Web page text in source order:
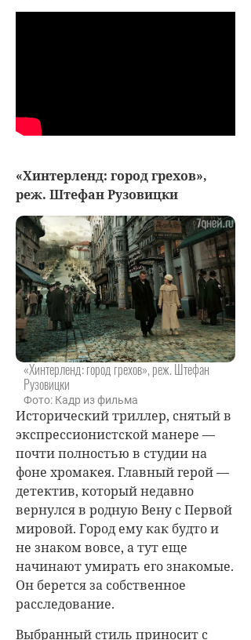
«Хинтерленд: город грехов»,
реж. Штефан Рузовицки
«Хинтерленд: город грехов», реж. Штефан
Рузовицки
Фото: Кадр из фильма
Исторический триллер, снятый в
экспрессионистской манере —
почти полностью в студии на
фоне хромакея. Главный герой —
детектив, который недавно
вернулся в родную Вену с Первой
мировой. Город ему как будто и
не знаком вовсе, а тут еще
начинают умирать его знакомые.
Он берется за собственное
расследование.
Выбранный стиль приносит с